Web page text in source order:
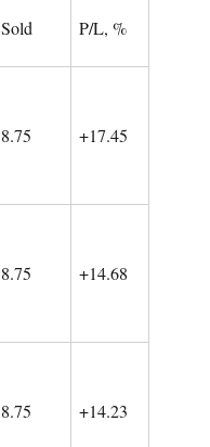
Sold P/L, %
8.75 +17.45
8.75 +14.68
8.75 +14.23